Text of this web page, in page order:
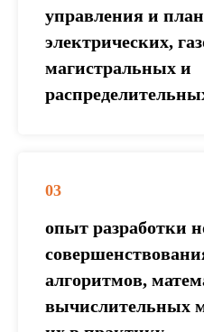
управления и
электрических,
магистральных и
03
опыт разработки
алгоритмов,
вычислительных